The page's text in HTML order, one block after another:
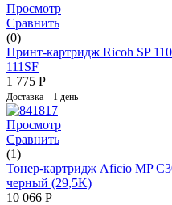
Просмотр
Сравнить
(0)
Принт-картридж Ricoh SP
111SF
1 775 Р
Доставка – 1 день
Просмотр
Сравнить
(1)
Тонер-картридж Aficio MP
черный (29,5K)
10 066 Р